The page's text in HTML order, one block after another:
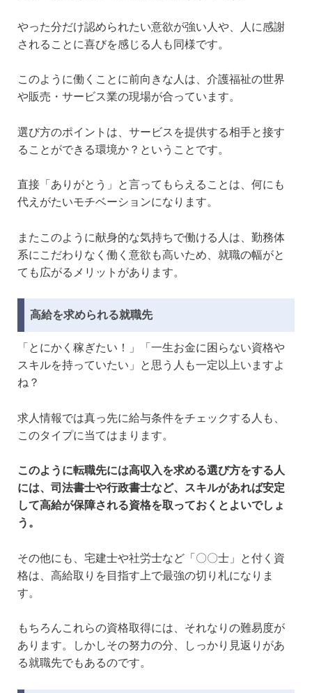
やった分だけ認められたい意欲が強い人や、人に感謝
されることに喜びを感じる人も同様です。
このように働くことに前向きな人は、介護福祉の世界
や販売・サービス業の現場が合っています。
選び方のポイントは、サービスを提供する相手と接す
ることができる環境か？ということです。
直接「ありがとう」と言ってもらえることは、何にも
代えがたいモチベーションになります。
またこのように献身的な気持ちで働ける人は、勤務体
系にこだわりなく働く意欲も高いため、就職の幅がと
ても広がるメリットがあります。
高給を求められる就職先
「とにかく稼ぎたい！」「一生お金に困らない資格や
スキルを持っていたい」と思う人も一定以上いますよ
ね？
求人情報では真っ先に給与条件をチェックする人も、
このタイプに当てはまります。
このように転職先には高収入を求める選び方をする人
には、司法書士や行政書士など、スキルがあれば安定
して高給が保障される資格を取っておくとよいでしょ
う。
その他にも、宅建士や社労士など「〇〇士」と付く資
格は、高給取りを目指す上で最強の切り札になりま
す。
もちろんこれらの資格取得には、それなりの難易度が
あります。しかしその努力の分、しっかり見返りがあ
る就職先でもあるのです。